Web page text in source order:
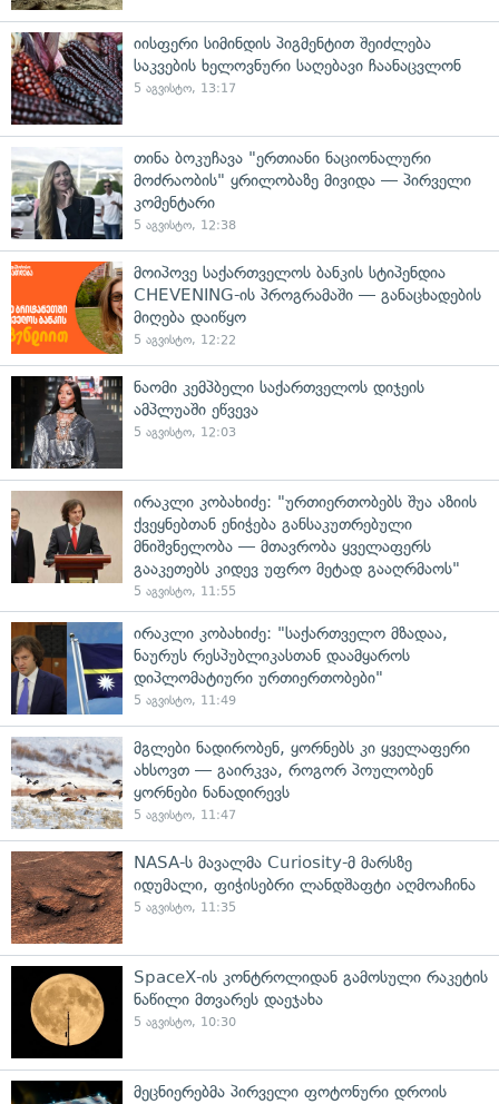
იისფერი სიმინდის პიგმენტით შეიძლება
საკვების ხელოვნური საღებავი ჩაანაცვლონ
5 აგვისტო, 13:17
თინა ბოკუჩავა "ერთიანი ნაციონალური
მოძრაობის" ყრილობაზე მივიდა — პირველი
კომენტარი
5 აგვისტო, 12:38
მოიპოვე საქართველოს ბანკის სტიპენდია
CHEVENING-ის პროგრამაში — განაცხადების
მიღება დაიწყო
5 აგვისტო, 12:22
ნაომი კემპბელი საქართველოს დიჯეის
ამპლუაში ეწვევა
5 აგვისტო, 12:03
ირაკლი კობახიძე: "ურთიერთობებს შუა აზიის
ქვეყნებთან ენიჭება განსაკუთრებული
მნიშვნელობა — მთავრობა ყველაფერს
გააკეთებს კიდევ უფრო მეტად გააღრმაოს"
5 აგვისტო, 11:55
ირაკლი კობახიძე: "საქართველო მზადაა,
ნაურუს რესპუბლიკასთან დაამყაროს
დიპლომატიური ურთიერთობები"
5 აგვისტო, 11:49
მგლები ნადირობენ, ყორნებს კი ყველაფერი
ახსოვთ — გაირკვა, როგორ პოულობენ
ყორნები ნანადირევს
5 აგვისტო, 11:47
NASA-ს მავალმა Curiosity-მ მარსზე
იდუმალი, ფიჭისებრი ლანდშაფტი აღმოაჩინა
5 აგვისტო, 11:35
SpaceX-ის კონტროლიდან გამოსული რაკეტის
ნაწილი მთვარეს დაეჯახა
5 აგვისტო, 10:30
მეცნიერებმა პირველი ფოტონური დროის